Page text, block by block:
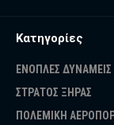
Κατηγορίες
ΕΝΟΠΛΕΣ ΔΥΝΑΜΕΙΣ
ΣΤΡΑΤΟΣ ΞΗΡΑΣ
ΠΟΛΕΜΙΚΗ